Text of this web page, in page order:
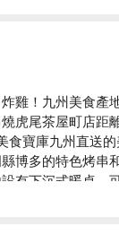
炸雞！九州美食產
虎尾茶屋町店距
食寶庫九州直送
博多的特色烤串
有下沉式暖桌，